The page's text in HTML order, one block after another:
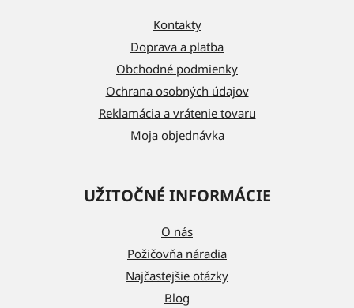
Kontakty
Doprava a platba
Obchodné podmienky
Ochrana osobných údajov
Reklamácia a vrátenie tovaru
Moja objednávka
UŽITOČNÉ INFORMÁCIE
O nás
Požičovňa náradia
Najčastejšie otázky
Blog